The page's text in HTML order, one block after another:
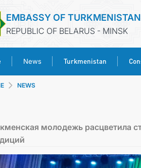
EMBASSY OF TURKMENISTAN
REPUBLIC OF BELARUS - MINSK
News Turkmenistan
NEWS
молодежь расцветила